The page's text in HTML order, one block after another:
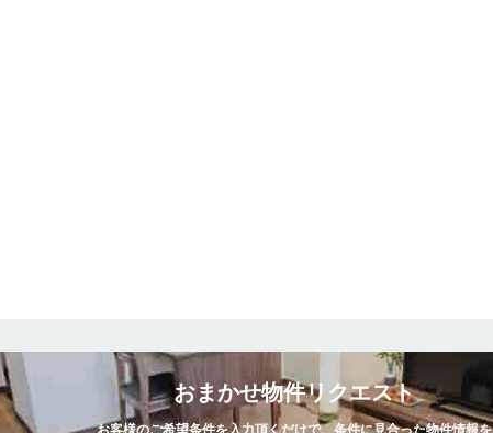
おまかせ物件リクエスト
お客様のご希望条件を入力頂くだけで、条件に見合った物件情報を